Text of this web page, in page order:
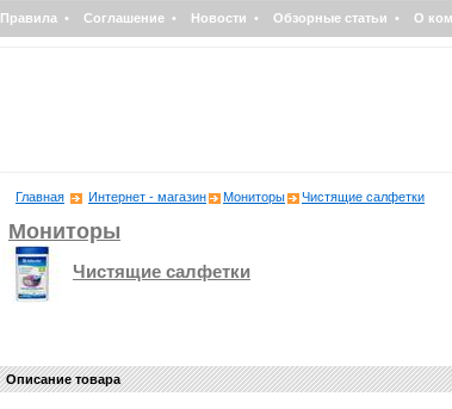
Правила • Соглашение • Новости • Обзорные статьи • О
Главная Интернет - магазин Мониторы Чистящие салфетки
Мониторы
Чистящие салфетки
Описание товара